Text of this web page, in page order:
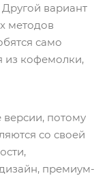
вариант
методов
само
из кофемолки,
потому
со своей
премиум-